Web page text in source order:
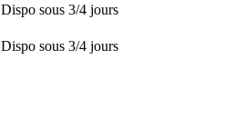
Dispo sous 3/4 jours
Dispo sous 3/4 jours